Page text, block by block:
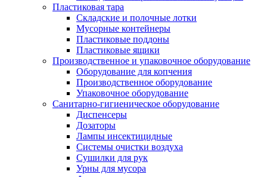
Пластиковая тара
Складские и полочные лотки
Мусорные контейнеры
Пластиковые поддоны
Пластиковые ящики
Производственное и упаковочное оборудование
Оборудование для копчения
Производственное оборудование
Упаковочное оборудование
Санитарно-гигиеническое оборудование
Диспенсеры
Дозаторы
Лампы инсектицидные
Системы очистки воздуха
Сушилки для рук
Урны для мусора